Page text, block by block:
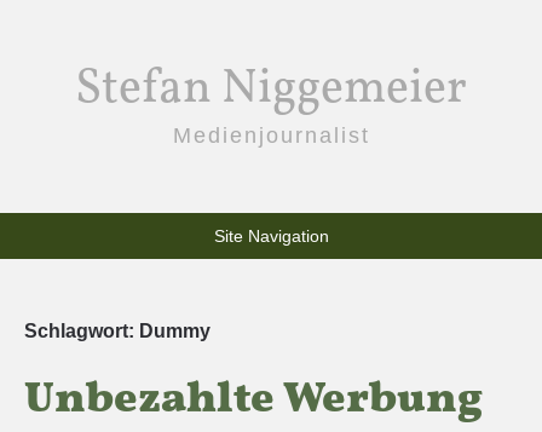
Stefan Niggemeier
Medienjournalist
Site Navigation
Schlagwort: Dummy
Unbezahlte Werbung